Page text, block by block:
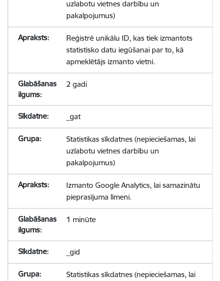
uzlabotu vietnes darbību un
pakalpojumus)
Reģistrē unikālu ID, kas tiek izmantots
statistisko datu iegūšanai par to, kā
apmeklētājs izmanto vietni.
2 gadi
_gat
Statistikas sīkdatnes (nepieciešamas, lai
uzlabotu vietnes darbību un
pakalpojumus)
Izmanto Google Analytics, lai samazinātu
pieprasījuma līmeni.
1 minūte
_gid
Statistikas sīkdatnes (nepieciešamas, lai